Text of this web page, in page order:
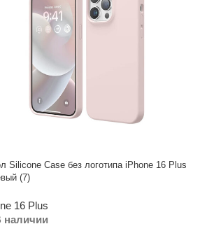
Silicone Case без логотипа iPhone 16 Plus
(7)
16 Plus
наличии